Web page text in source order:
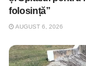
folosință”
AUGUST 6, 2026